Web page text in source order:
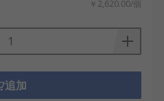
￥2,620.00/個
追加